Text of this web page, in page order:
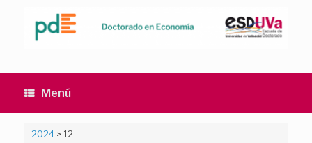
contenido
Menú
2024> 12